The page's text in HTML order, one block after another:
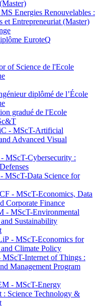
Energies Renouvelables :
et Entrepreneuriat (Master)
EuroteQ
of Science de l'Ecole
diplômé de l’École
gradué de l'Ecole
- MScT-Artificial
Advanced Visual
MScT-Cybersecurity :
MScT-Data Science for
- MScT-Economics, Data
Corporate Finance
- MScT-Environmental
Sustainability
- MScT-Economics for
Climate Policy
Internet of Things :
Management Program
- MScT-Energy
: Science Technology &